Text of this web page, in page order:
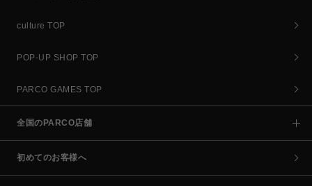
culture TOP
POP-UP SHOP TOP
PARCO GAMES TOP
全国のPARCO店舗
初めてのお客様へ